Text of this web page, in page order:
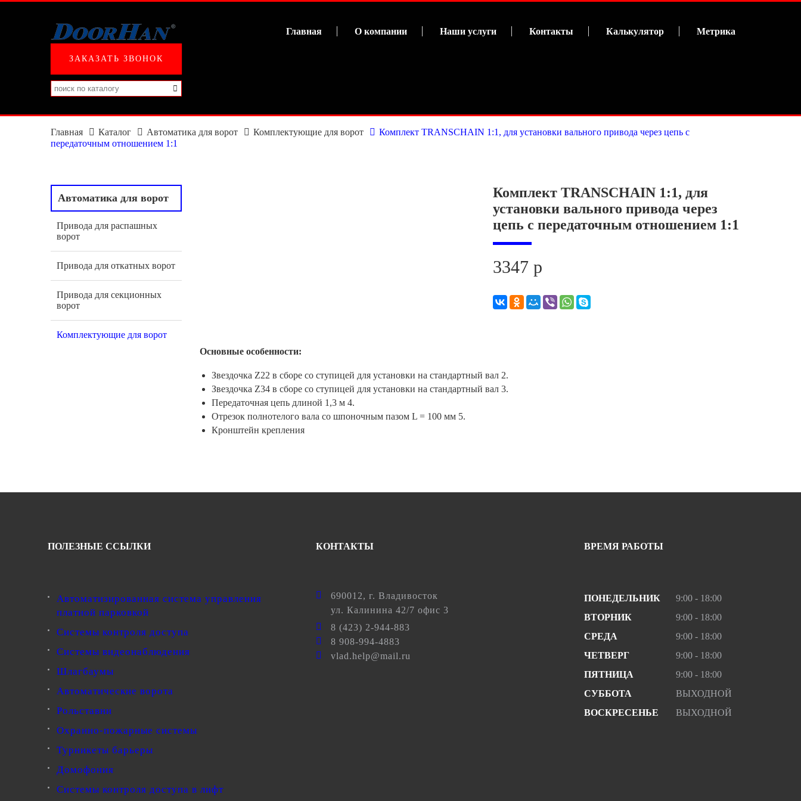
Главная О компании Наши услуги Контакты Калькулятор Метрика
ЗАКАЗАТЬ ЗВОНОК
Главная Каталог Автоматика для ворот Комплектующие для ворот
Комплект TRANSCHAIN 1:1, для установки вального привода через цепь с
передаточным отношением 1:1
Автоматика для ворот
Привода для распашных
ворот
Привода для откатных ворот
Привода для секционных
ворот
Комплектующие для ворот
Комплект TRANSCHAIN 1:1, для
установки вального привода через
цепь с передаточным отношением 1:1
3347 р
Основные особенности:
Звездочка Z22 в сборе со ступицей для установки на стандартный вал 2.
Звездочка Z34 в сборе со ступицей для установки на стандартный вал 3.
Передаточная цепь длиной 1,3 м 4.
Отрезок полнотелого вала со шпоночным пазом L = 100 мм 5.
Кронштейн крепления
ПОЛЕЗНЫЕ ССЫЛКИ
Автоматизированная система управления
платной парковкой
Системы контроля доступа
Системы видеонаблюдения
Шлагбаумы
Автоматические ворота
Рольставни
Охранно-пожарные системы
Турникеты барьеры
Домофония
Системы контроля доступа в лифт
КОНТАКТЫ
690012, г. Владивосток
ул. Калинина 42/7 офис 3
8 (423) 2-944-883
8 908-994-4883
vlad.help@mail.ru
ВРЕМЯ РАБОТЫ
ПОНЕДЕЛЬНИК
9:00 - 18:00
ВТОРНИК
9:00 - 18:00
СРЕДА
9:00 - 18:00
ЧЕТВЕРГ
9:00 - 18:00
ПЯТНИЦА
9:00 - 18:00
СУББОТА
ВЫХОДНОЙ
ВОСКРЕСЕНЬЕ
ВЫХОДНОЙ